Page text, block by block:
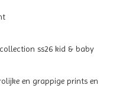
ss26 kid & baby
en grappige prints en